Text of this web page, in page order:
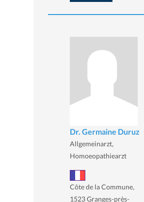
Dr. Germaine Duruz
Allgemeinarzt,
Homoeopathiearzt
Côte de la Commune,
1523 Granges-près-